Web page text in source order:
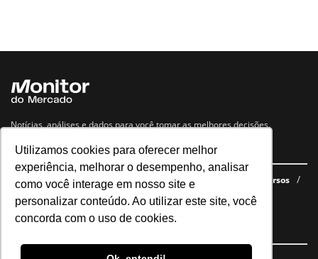
Utilizamos cookies para oferecer melhor
experiência, melhorar o desempenho, analisar
como você interage em nosso site e
personalizar conteúdo. Ao utilizar este site, você
concorda com o uso de cookies.
Notícias, análises e dados para você tomar as melhores decisões.
Navegue no site
Últimas notícias Quem somos E-books gratuitos
Cursos
Política de privacidade